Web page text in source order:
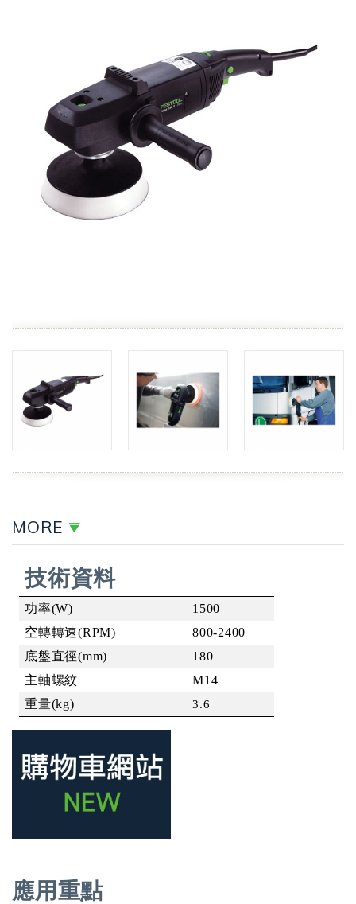
MORE
技術資料
功率(W)
1500
空轉轉速(RPM)
800-2400
底盤直徑(mm)
180
主軸螺紋
M14
重量(kg) 3.6
應用重點